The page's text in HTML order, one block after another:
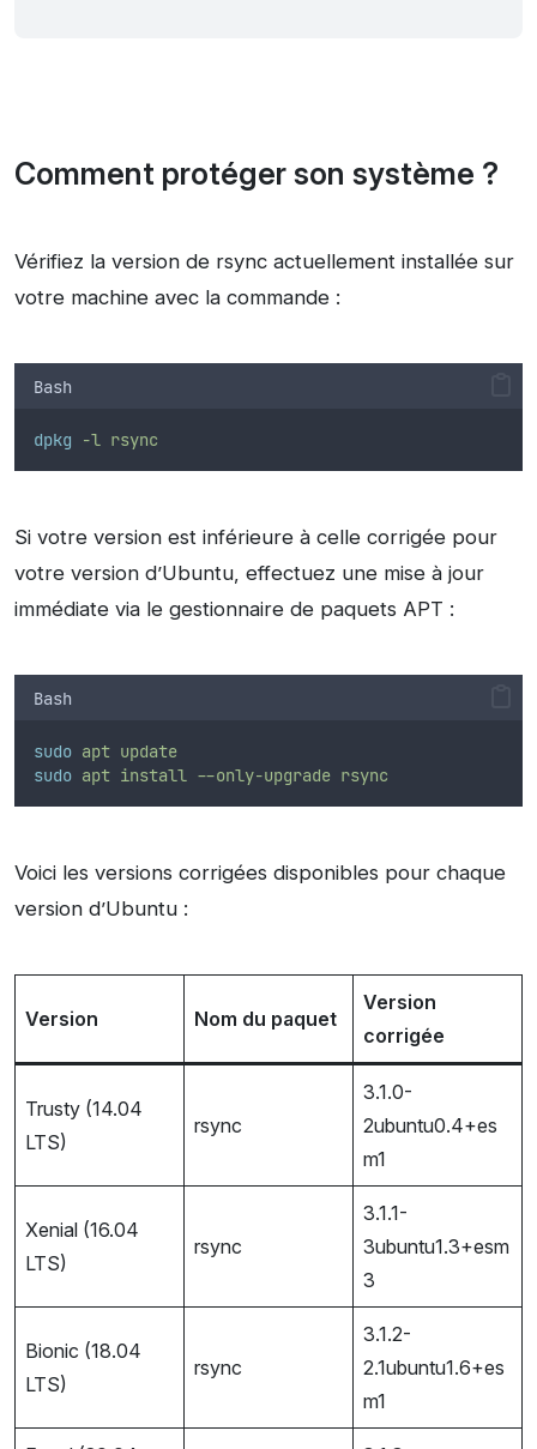
Comment protéger son système ?
Vérifiez la version de rsync actuellement installée sur
votre machine avec la commande :
Bash
dpkg -l rsync
Si votre version est inférieure à celle corrigée pour
votre version d’Ubuntu, effectuez une mise à jour
immédiate via le gestionnaire de paquets APT :
Bash
sudo apt update
sudo apt install --only-upgrade rsync
Voici les versions corrigées disponibles pour chaque
version d’Ubuntu :
Version Nom du paquet
Version
corrigée
Trusty (14.04
LTS)
rsync
3.1.0-
2ubuntu0.4+es
m1
Xenial (16.04
LTS)
rsync
3.1.1-
3ubuntu1.3+esm
3
Bionic (18.04
LTS)
rsync
3.1.2-
2.1ubuntu1.6+es
m1